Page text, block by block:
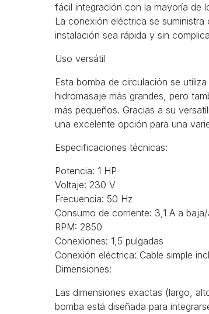
fácil integración con la mayoría de
La conexión eléctrica se
instalación sea rápida y sin
Uso versátil
Esta bomba de circulación se
hidromasaje más grandes, pero
más pequeños. Gracias a su
una excelente opción para una
Especificaciones técnicas:
Potencia: 1 HP
Voltaje: 230 V
Frecuencia: 50 Hz
Consumo de corriente: 3,1 A a
RPM: 2850
Conexiones: 1,5 pulgadas
Conexión eléctrica: Cable simple
Dimensiones:
Las dimensiones exactas (largo,
bomba está diseñada para